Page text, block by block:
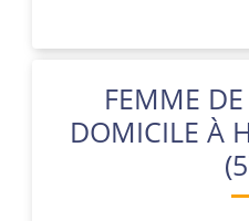
FEMME
DOMICILE À